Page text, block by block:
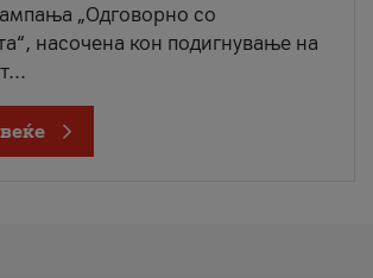
„Одговорно со
насочена кон подигнување на